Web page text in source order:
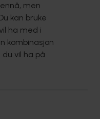
men
kan bruke
ha med i
kombinasjon
vil ha på